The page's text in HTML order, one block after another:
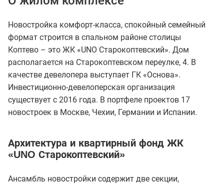
Новостройка комфорт-класса, спокойный семейный
формат строится в спальном районе столицы
Коптево – это ЖК «UNO Старокоптевский». Дом
располагается на Старокоптевском переулке, 4. В
качестве девелопера выступает ГК «Основа».
Инвестиционно-девелоперская организация
существует с 2016 года. В портфеле проектов 17
новостроек в Москве, Чехии, Германии и Испании.
Архитектура и квартирный фонд ЖК
«UNO Старокоптевский»
Ансамбль новостройки содержит две секции,